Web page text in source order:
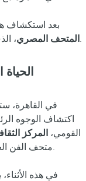
بعد استكشاف
المتحف المصري ، الذي يضم أكبر مجموعة من الآثار المصرية القديمة.
اكتشاف الوجوه
القومي، المركز
متحف الفن الحديث، مع أعمال تعود إلى أوائل القرن العشرين.
في هذه